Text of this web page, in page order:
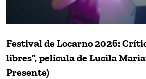
Festival de Locarno 2026:
libres”, película de Lucila
Presente)